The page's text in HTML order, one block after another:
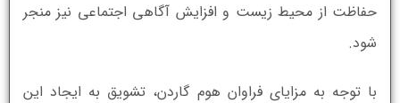
حفاظت از محیط زیست و افزایش آگاهی اجتماعی نیز منجر
شود.
با توجه به مزایای فراوان هوم گاردن، تشویق به ایجاد این